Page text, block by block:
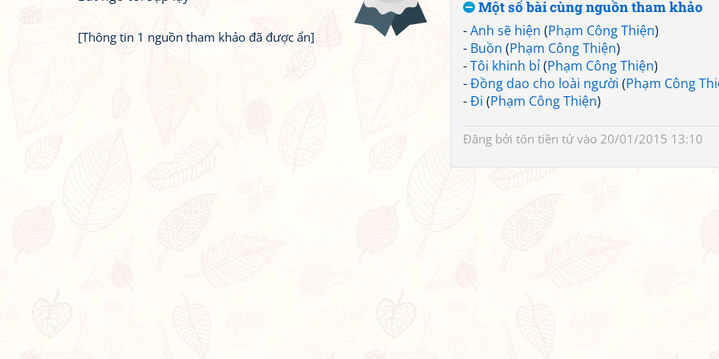
Một số bài cùng nguồn tham khảo
-Anh sẽ hiện (Phạm Công Thiện)
- Buồn (Phạm Công Thiện)
-Tôi khinh bỉ(Phạm Công Thiện)
-Đồng dao cho loài người (Phạm Công
-Đi (Phạm Công Thiện)
Đăng bởi tôn tiền tửvào 20/01/2015 13:10
[Thông tin 1 nguồn tham khảo đã được ẩn]